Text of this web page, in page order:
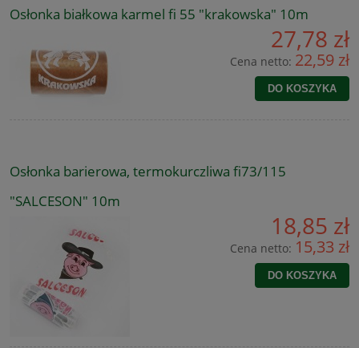
Osłonka białkowa karmel fi 55 "krakowska" 10m
27,78 zł
Cena netto: 22,59 zł
DO KOSZYKA
Osłonka barierowa, termokurczliwa fi73/115
"SALCESON" 10m
18,85 zł
Cena netto: 15,33 zł
DO KOSZYKA